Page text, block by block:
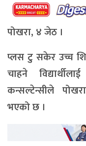
पोखरा, ४ जेठ ।
प्लस टु सकेर उच्च
चाहने
कन्सल्टेन्सीले
भएको छ ।